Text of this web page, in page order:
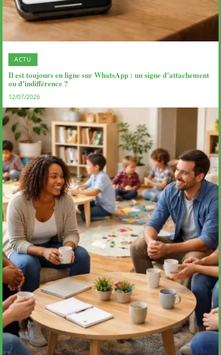
ACTU
Il est toujours en ligne sur WhatsApp : un signe d’attachement
ou d’indifférence ?
12/07/2026